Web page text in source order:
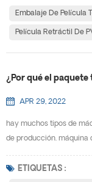
electrónicos,, productos
Embalaje De Película
Película Retráctil De
¿Por qué el
APR 29, 2022
hay muchos tipos de
de producción. máquina
termorretráctil,
ETIQUETAS :